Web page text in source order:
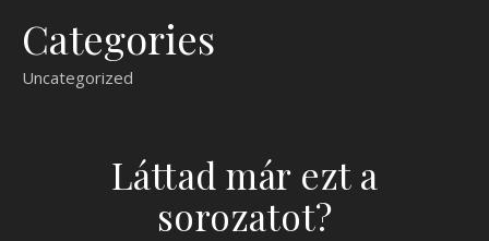
Categories
Uncategorized
Láttad már ezt a
sorozatot?